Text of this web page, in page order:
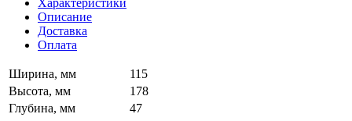
Описание
Доставка
Оплата
Ширина, мм
115
Высота, мм
178
Глубина, мм
47